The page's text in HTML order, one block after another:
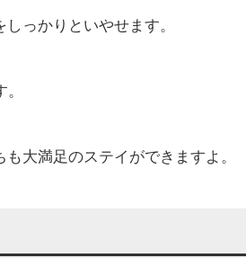
っかりといやせます。
大満足のステイができますよ。